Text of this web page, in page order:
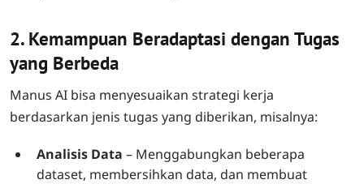
2. Kemampuan Beradaptasi dengan Tugas
yang Berbeda
Manus AI bisa menyesuaikan strategi kerja
berdasarkan jenis tugas yang diberikan, misalnya:
Analisis Data – Menggabungkan beberapa
dataset, membersihkan data, dan membuat